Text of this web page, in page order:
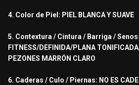
4. Color de Piel: PIEL BLANCA Y SUAVE
5. Contextura / Cintura / Barriga / Senos:
FITNESS/DEFINIDA/PLANA
PEZONES MARRÓN CLARO
6. Caderas / Culo / Piernas: NO ES